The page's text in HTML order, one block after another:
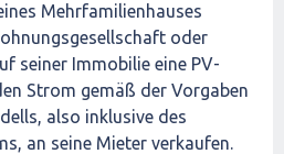
Mehrfamilienhauses
oder
seiner Immobilie eine PV-
Strom gemäß der Vorgaben
also inklusive des
an seine Mieter verkaufen.